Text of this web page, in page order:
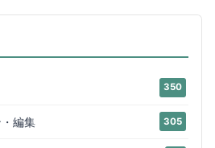
350
編集 305